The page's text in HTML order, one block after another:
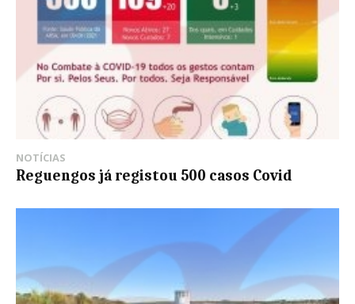
NOTÍCIAS
Reguengos já registou 500 casos Covid